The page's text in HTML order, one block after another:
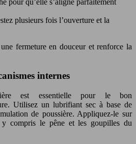
pour qu’elle s’aligne parfaitement
plusieurs fois l’ouverture et la
fermeture en douceur et renforce la
internes
est essentielle pour le bon
Utilisez un lubrifiant sec à base de
de poussière. Appliquez-le sur
y compris le pêne et les goupilles du